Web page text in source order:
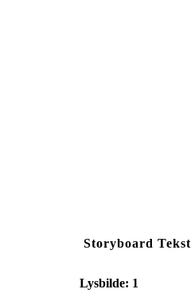
Storyboard Tekst
Lysbilde: 1